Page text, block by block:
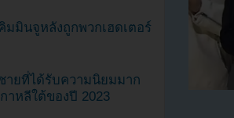
มมินจูหลังถูกพวกเฮดเตอร์
ายที่ได้รับความนิยมมาก
าหลีใต้ของปี 2023